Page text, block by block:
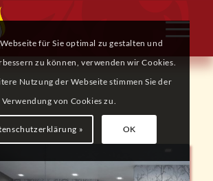
für Sie optimal zu gestalten und
zu können, verwenden wir Cookies.
Nutzung der Webseite stimmen Sie der
Verwendung von Cookies zu.
» OK